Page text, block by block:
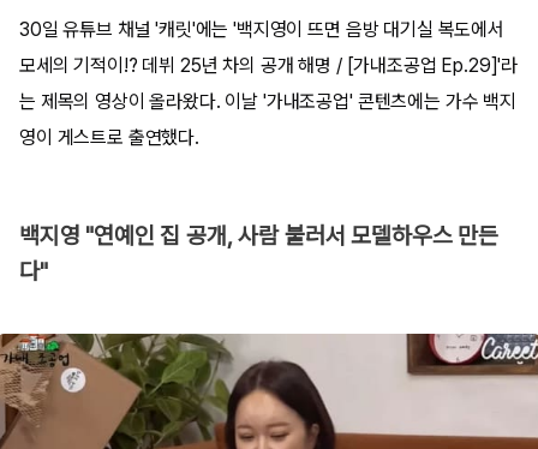
30일 유튜브 채널 '캐릿'에는 '백지영이 뜨면 음방 대기실 복도에서
모세의 기적이!? 데뷔 25년 차의 공개 해명 / [가내조공업 Ep.29]'라
는 제목의 영상이 올라왔다. 이날 '가내조공업' 콘텐츠에는 가수 백지
영이 게스트로 출연했다.
백지영 "연예인 집 공개, 사람 불러서 모델하우스 만든
다"